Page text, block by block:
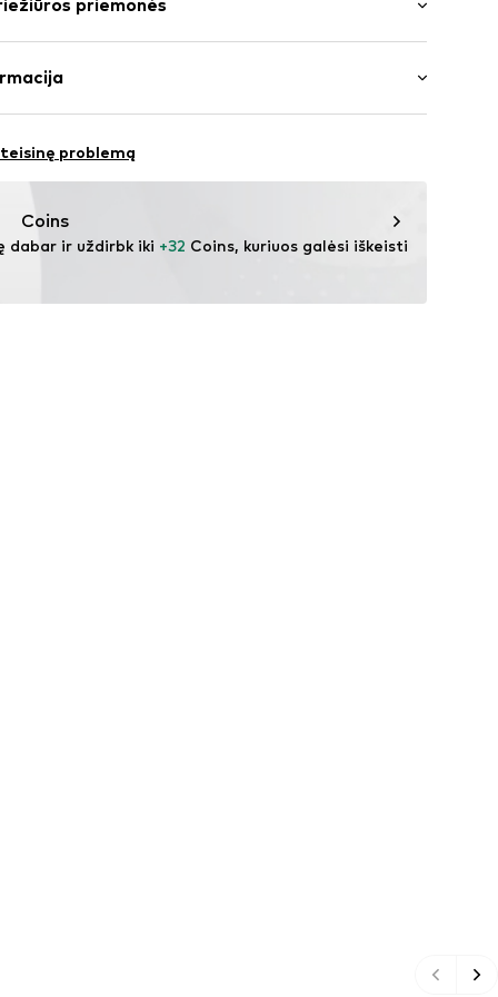
siūlės
Įprastas prigludimas
priemonės
100% Poliesteris – PES
džiovyklėje
be perchloretileno
temperatūra
problemą
Coins
dabar ir uždirbk iki +32 Coins, kuriuos galėsi iškeisti